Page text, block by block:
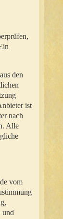
den
ist
nach
Alle
vom
und